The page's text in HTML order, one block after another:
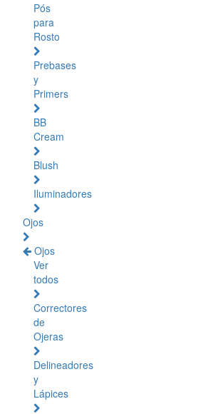
Pós
para
Rosto
Prebases
y
Primers
BB
Cream
Blush
Iluminadores
Ojos
Ojos
Ver
todos
Correctores
de
Ojeras
Delineadores
y
Lápices